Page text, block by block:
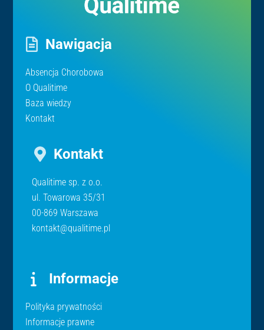
Nawigacja
Absencja Chorobowa
O Qualitime
Baza wiedzy
Kontakt
Kontakt
Qualitime sp. z o.o.
ul. Towarowa 35/31
00-869 Warszawa
kontakt@qualitime.pl
Informacje
Polityka prywatności
Informacje prawne